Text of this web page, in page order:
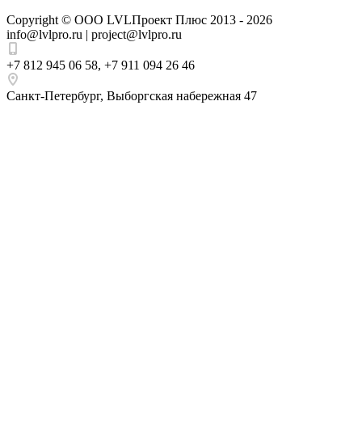
Copyright © ООО LVLПроект Плюс 2013 - 2026
info@lvlpro.ru | project@lvlpro.ru
+7 812 945 06 58, +7 911 094 26 46
Санкт-Петербург, Выборгская набережная 47